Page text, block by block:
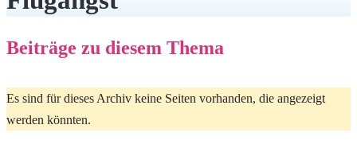
n
e
Beiträge zu diesem Thema
Es sind für dieses Archiv keine Seiten vorhanden, die angezeigt
werden könnten.